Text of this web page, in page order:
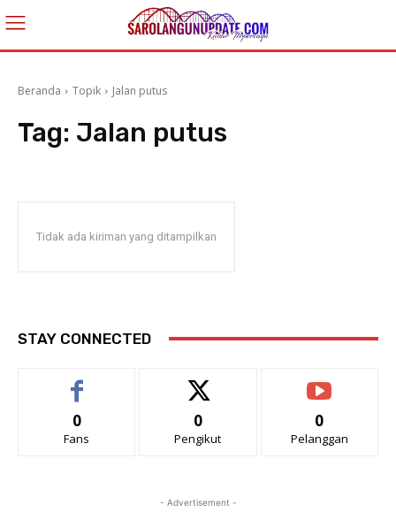
Beranda Topik Jalan putus
Tag: Jalan putus
Tidak ada kiriman yang ditampilkan
STAY CONNECTED
0
Fans
0
Pengikut
0
Pelanggan
- Advertisement -